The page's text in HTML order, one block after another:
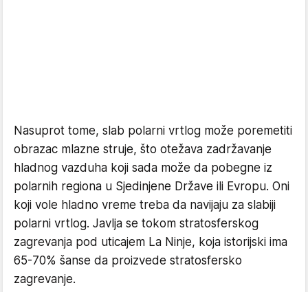
Nasuprot tome, slab polarni vrtlog može poremetiti
obrazac mlazne struje, što otežava zadržavanje
hladnog vazduha koji sada može da pobegne iz
polarnih regiona u Sjedinjene Države ili Evropu. Oni
koji vole hladno vreme treba da navijaju za slabiji
polarni vrtlog. Javlja se tokom stratosferskog
zagrevanja pod uticajem La Ninje, koja istorijski ima
65-70% šanse da proizvede stratosfersko
zagrevanje.